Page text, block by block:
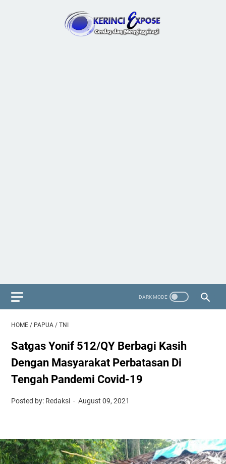
HOME / PAPUA / TNI
Satgas Yonif 512/QY Berbagi Kasih
Dengan Masyarakat Perbatasan Di
Tengah Pandemi Covid-19
Posted by: Redaksi August 09, 2021